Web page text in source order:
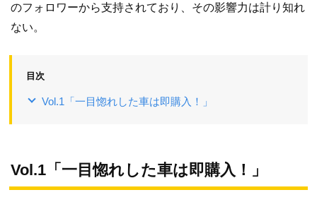
のフォロワーから支持されており、その影響力は計り知れ
ない。
目次
Vol.1「一目惚れした車は即購入！」
Vol.1「一目惚れした車は即購入！」